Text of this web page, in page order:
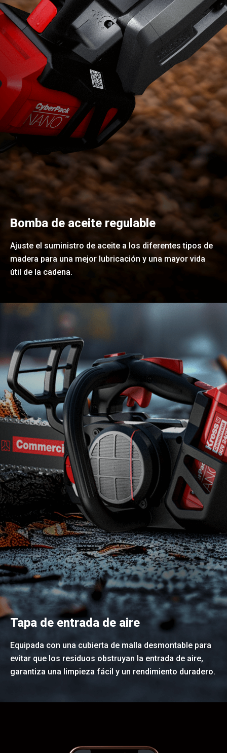
Bomba de aceite regulable
Ajuste el suministro de aceite a los diferentes tipos de
madera para una mejor lubricación y una mayor vida
útil de la cadena.
Tapa de entrada de aire
Equipada con una cubierta de malla desmontable para
evitar que los residuos obstruyan la entrada de aire,
garantiza una limpieza fácil y un rendimiento duradero.